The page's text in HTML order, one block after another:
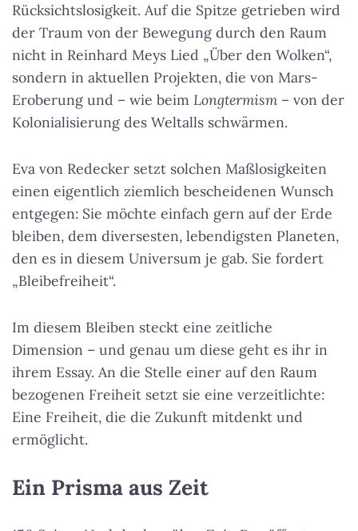
Rücksichtslosigkeit. Auf die Spitze getrieben wird
der Traum von der Bewegung durch den Raum
nicht in Reinhard Meys Lied „Über den Wolken“,
sondern in aktuellen Projekten, die von Mars-
Eroberung und – wie beim Longtermism – von der
Kolonialisierung des Weltalls schwärmen.
Eva von Redecker setzt solchen Maßlosigkeiten
einen eigentlich ziemlich bescheidenen Wunsch
entgegen: Sie möchte einfach gern auf der Erde
bleiben, dem diversesten, lebendigsten Planeten,
den es in diesem Universum je gab. Sie fordert
„Bleibefreiheit“.
Im diesem Bleiben steckt eine zeitliche
Dimension – und genau um diese geht es ihr in
ihrem Essay. An die Stelle einer auf den Raum
bezogenen Freiheit setzt sie eine verzeitlichte:
Eine Freiheit, die die Zukunft mitdenkt und
ermöglicht.
Ein Prisma aus Zeit